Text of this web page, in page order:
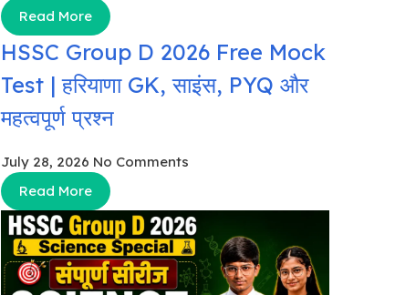
Read More
HSSC Group D 2026 Free Mock
Test | हरियाणा GK, साइंस, PYQ और
महत्वपूर्ण प्रश्न
July 28, 2026 No Comments
Read More